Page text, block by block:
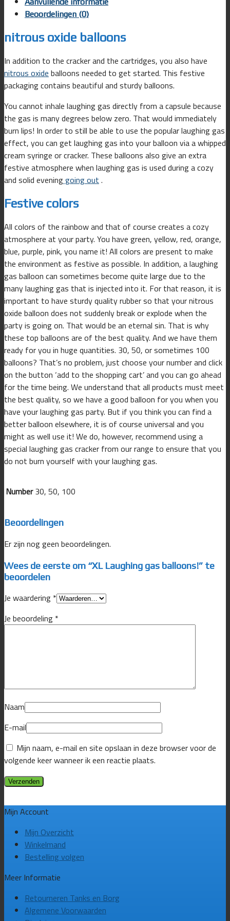
Beoordelingen (0)
nitrous oxide balloons
In addition to the cracker and the cartridges, you also have
nitrous oxide balloons needed to get started. This festive
packaging contains beautiful and sturdy balloons.
You cannot inhale laughing gas directly from a capsule because
the gas is many degrees below zero. That would immediately
burn lips! In order to still be able to use the popular laughing gas
effect, you can get laughing gas into your balloon via a whipped
cream syringe or cracker. These balloons also give an extra
festive atmosphere when laughing gas is used during a cozy
and solid eveninggoing out .
Festive colors
All colors of the rainbow and that of course creates a cozy
atmosphere at your party. You have green, yellow, red, orange,
blue, purple, pink, you name it! All colors are present to make
the environment as festive as possible. In addition, a laughing
gas balloon can sometimes become quite large due to the
many laughing gas that is injected into it. For that reason, it is
important to have sturdy quality rubber so that your nitrous
oxide balloon does not suddenly break or explode when the
party is going on. That would be an eternal sin. That is why
these top balloons are of the best quality. And we have them
ready for you in huge quantities. 30, 50, or sometimes 100
balloons? That’s no problem, just choose your number and click
on the button ‘add to the shopping cart’ and you can go ahead
for the time being. We understand that all products must meet
the best quality, so we have a good balloon for you when you
have your laughing gas party. But if you think you can find a
better balloon elsewhere, it is of course universal and you
might as well use it! We do, however, recommend using a
special laughing gas cracker from our range to ensure that you
do not burn yourself with your laughing gas.
Number 30, 50, 100
Beoordelingen
Er zijn nog geen beoordelingen.
Wees de eerste om “XL Laughing gas balloons!” te
beoordelen
Je waardering *
Je beoordeling *
Naam
E-mail
Mijn naam, e-mail en site opslaan in deze browser voor de
volgende keer wanneer ik een reactie plaats.
Mijn Account
Mijn Overzicht
Winkelmand
Bestelling volgen
Meer Informatie
Retourneren Tanks en Borg
Algemene Voorwaarden